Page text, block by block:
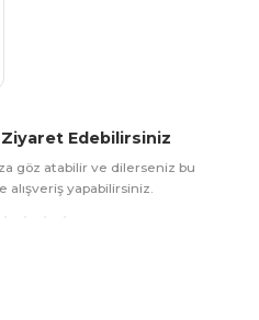
Edebilirsiniz
göz atabilir ve dilerseniz bu
yapabilirsiniz.